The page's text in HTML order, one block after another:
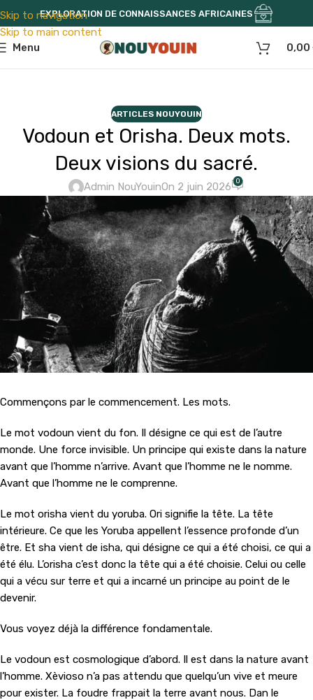
Skip to navigation
Skip to main content
EXPLORATION DE CONNAISSANCES AFRICAINES
Menu 0,00
ARTICLES NOUYOUIN
Vodoun et Orisha. Deux mots.
Deux visions du sacré.
Admin NouYouinOn 2 juin 2026 0
Commençons par le commencement. Les mots.
Le mot vodoun vient du fon. Il désigne ce qui est de l’autre
monde. Une force invisible. Un principe qui existe dans la nature
avant que l’homme n’arrive. Avant que l’homme ne le nomme.
Avant que l’homme ne le comprenne.
Le mot orisha vient du yoruba. Ori signifie la tête. La tête
intérieure. Ce que les Yoruba appellent l’essence profonde d’un
être. Et sha vient de isha, qui désigne ce qui a été choisi, ce qui a
été élu. L’orisha c’est donc la tête qui a été choisie. Celui ou celle
qui a vécu sur terre et qui a incarné un principe au point de le
devenir.
Vous voyez déjà la différence fondamentale.
Le vodoun est cosmologique d’abord. Il est dans la nature avant
l’homme. Xèvioso n’a pas attendu que quelqu’un vive et meure
pour exister. La foudre frappait la terre avant nous. Dan le